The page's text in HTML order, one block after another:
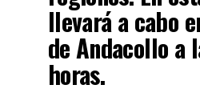
llevará a cabo
de Andacollo a
horas.